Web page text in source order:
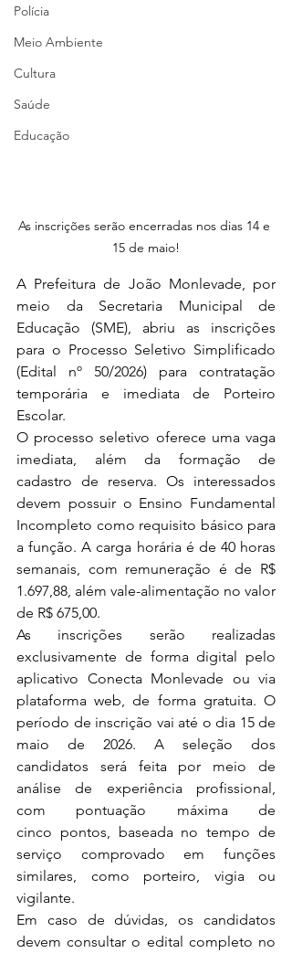
Polícia
Meio Ambiente
Cultura
Saúde
Educação
As inscrições serão encerradas nos dias 14 e
15 de maio!
A Prefeitura de João Monlevade, por
meio da Secretaria Municipal de
Educação (SME), abriu as inscrições
para o Processo Seletivo Simplificado
(Edital nº 50/2026) para contratação
temporária e imediata de Porteiro
Escolar.
O processo seletivo oferece uma vaga
imediata, além da formação de
cadastro de reserva. Os interessados
devem possuir o Ensino Fundamental
Incompleto como requisito básico para
a função. A carga horária é de 40 horas
semanais, com remuneração é de R$
1.697,88, além vale-alimentação no valor
de R$ 675,00.
As inscrições serão realizadas
exclusivamente de forma digital pelo
aplicativo Conecta Monlevade ou via
plataforma web, de forma gratuita. O
período de inscrição vai até o dia 15 de
maio de 2026. A seleção dos
candidatos será feita por meio de
análise de experiência profissional,
com pontuação máxima de
cinco pontos, baseada no tempo de
serviço comprovado em funções
similares, como porteiro, vigia ou
vigilante.
Em caso de dúvidas, os candidatos
devem consultar o edital completo no